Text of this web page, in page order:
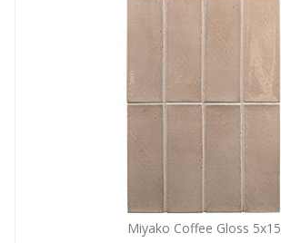
Miyako Coffee Gloss 5x15